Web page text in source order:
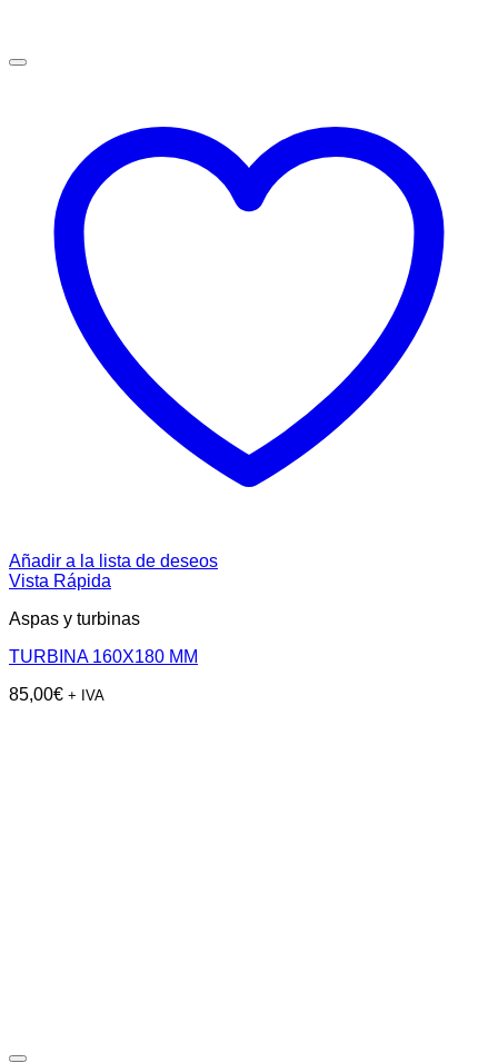
Añadir a la lista de deseos
Vista Rápida
Aspas y turbinas
TURBINA 160X180 MM
85,00€ + IVA